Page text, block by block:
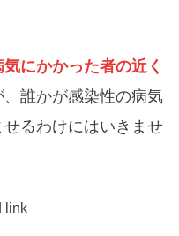
気にかかった者の近く
、誰かが感染性の病気
るわけにはいきませ
link